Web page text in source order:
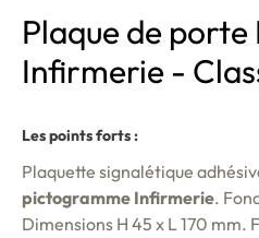
Plaque de porte
Infirmerie -
Les points forts :
Plaquette signalétique
pictogramme Infirmerie.
Dimensions H 45 x L 170 mm.